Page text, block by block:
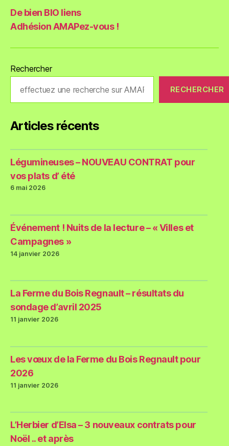
De bien BIO liens
Adhésion AMAPez-vous !
Rechercher
RECHERCHER
Articles récents
Légumineuses – NOUVEAU CONTRAT pour
vos plats d’ été
6 mai 2026
Événement ! Nuits de la lecture – « Villes et
Campagnes »
14 janvier 2026
La Ferme du Bois Regnault – résultats du
sondage d’avril 2025
11 janvier 2026
Les vœux de la Ferme du Bois Regnault pour
2026
11 janvier 2026
L’Herbier d’Elsa – 3 nouveaux contrats pour
Noël .. et après